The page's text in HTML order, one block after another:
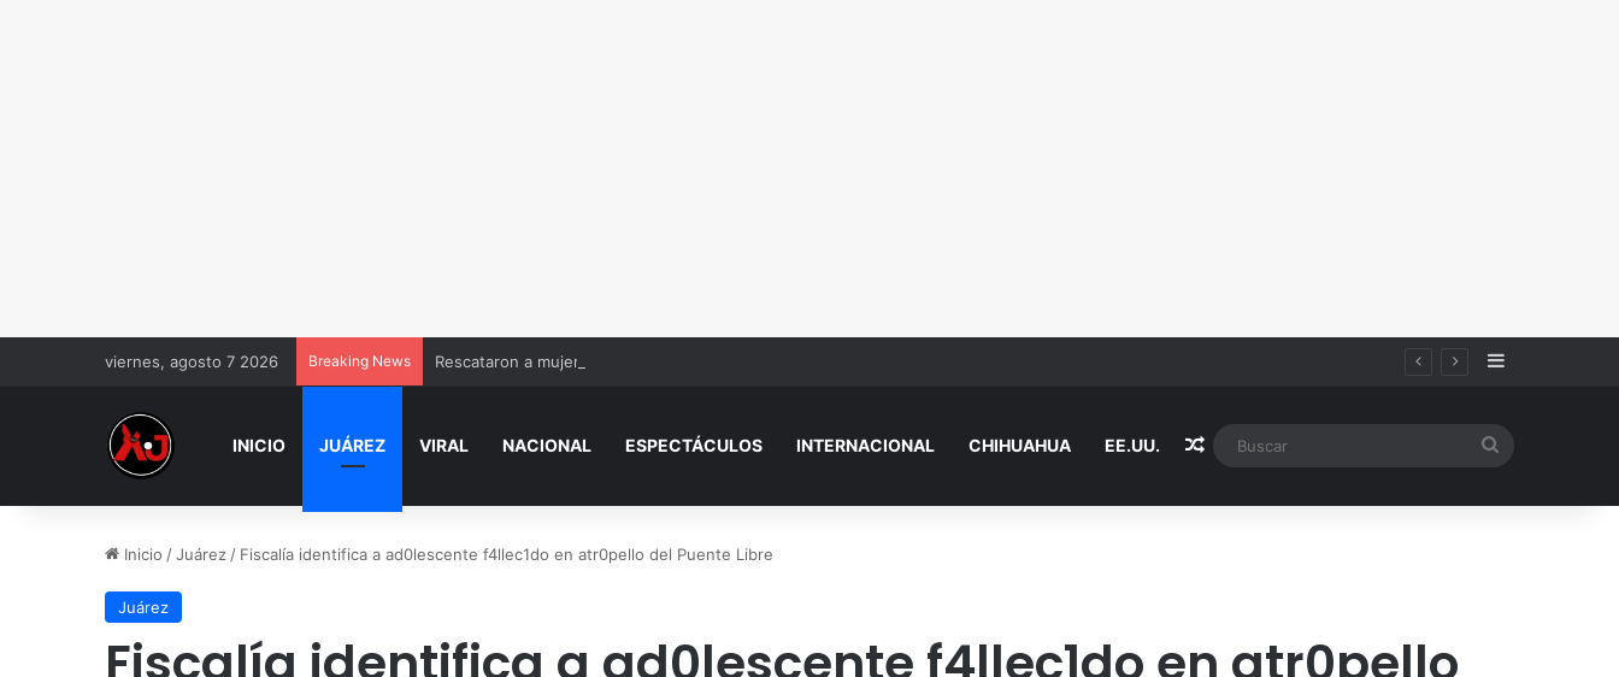
viernes, agosto 7 2026 Breaking News Rescataron a mujer baleada y niños Sidebar
INICIO JUÁREZ VIRAL NACIONAL ESPECTÁCULOS INTERNACIONAL CHIHUAHUA EE.UU. Random Article
Inicio /Juárez / Fiscalía identifica a ad0lescente f4llec1do en atr0pello del Puente Libre
Juárez
Fiscalía identifica a ad0lescente f4llec1do en atr0pello